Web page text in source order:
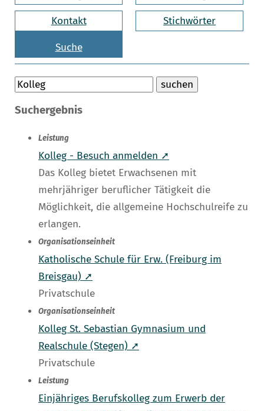
Kontakt Stichwörter
Suche
Suchergebnis
Leistung
Kolleg - Besuch anmelden ➚
Das Kolleg bietet Erwachsenen mit
mehrjähriger beruflicher Tätigkeit die
Möglichkeit, die allgemeine Hochschulreife zu
erlangen.
Organisationseinheit
Katholische Schule für Erw. (Freiburg im
Breisgau) ➚
Privatschule
Organisationseinheit
Kolleg St. Sebastian Gymnasium und
Realschule (Stegen) ➚
Privatschule
Leistung
Einjähriges Berufskolleg zum Erwerb der